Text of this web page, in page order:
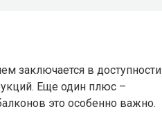
заключается в доступности
Еще один плюс –
это особенно важно.